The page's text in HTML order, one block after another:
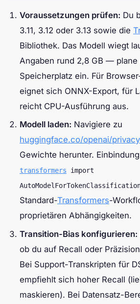
Voraussetzungen prüfen: Du
3.11, 3.12 oder 3.13 sowie die
Bibliothek. Das Modell wiegt
Angaben rund 2,8 GB —
Speicherplatz ein. Für
eignet sich ONNX-Export, für
reicht CPU-Ausführung aus.
Modell laden: Navigiere zu
huggingface.co/openai/
Gewichte herunter.
transformers import
Standard-Transformers-
proprietären Abhängigkeiten.
Transition-Bias konfigurieren:
ob du auf Recall oder
Bei Support-Transkripten für
empfiehlt sich hoher Recall
maskieren). Bei Datensatz-